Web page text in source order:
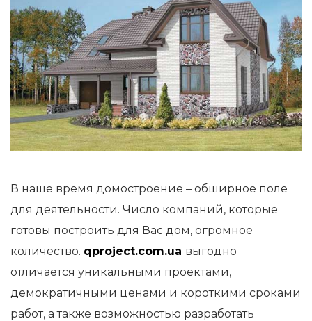
В наше время домостроение – обширное поле
для деятельности. Число компаний, которые
готовы построить для Вас дом, огромное
количество. qproject.com.ua выгодно
отличается уникальными проектами,
демократичными ценами и короткими сроками
работ, а также возможностью разработать